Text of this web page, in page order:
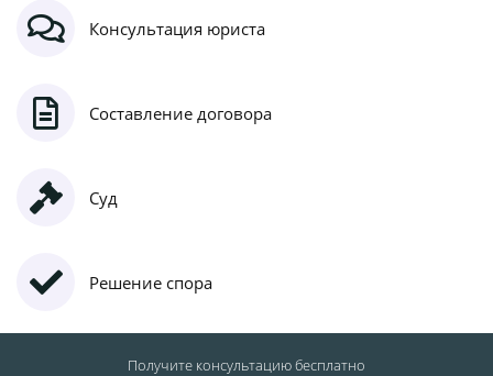
Консультация юриста
Составление договора
Суд
Решение спора
Получите консультациюбесплатно